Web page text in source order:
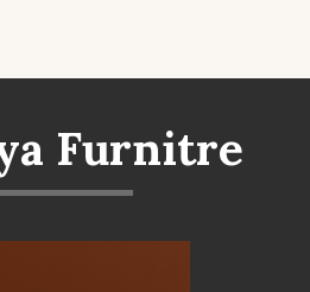
Furnitre